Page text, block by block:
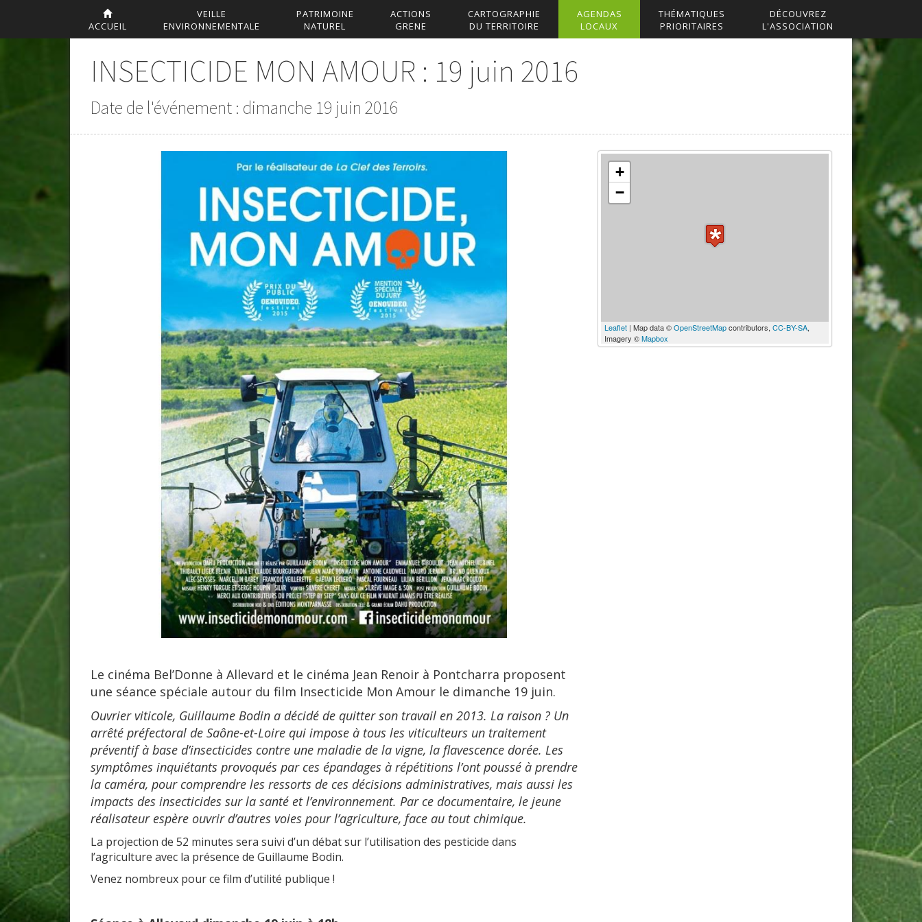
ACCUEIL
VEILLE
ENVIRONNEMENTALE
PATRIMOINE
NATUREL
ACTIONS
GRENE
CARTOGRAPHIE
DU TERRITOIRE
AGENDAS
LOCAUX
THÉMATIQUES
PRIORITAIRES
DÉCOUVREZ
L'ASSOCIATION
INSECTICIDE MON AMOUR : 19 juin 2016
Date de l'événement : dimanche 19 juin 2016
Le cinéma Bel’Donne à Allevard et le cinéma Jean Renoir à Pontcharra proposent
une séance spéciale autour du film Insecticide Mon Amour le dimanche 19 juin.
Ouvrier viticole, Guillaume Bodin a décidé de quitter son travail en 2013. La raison ? Un
arrêté préfectoral de Saône-et-Loire qui impose à tous les viticulteurs un traitement
préventif à base d’insecticides contre une maladie de la vigne, la flavescence dorée. Les
symptômes inquiétants provoqués par ces épandages à répétitions l’ont poussé à prendre
la caméra, pour comprendre les ressorts de ces décisions administratives, mais aussi les
impacts des insecticides sur la santé et l’environnement. Par ce documentaire, le jeune
réalisateur espère ouvrir d’autres voies pour l’agriculture, face au tout chimique.
La projection de 52 minutes sera suivi d’un débat sur l’utilisation des pesticide dans
l’agriculture avec la présence de Guillaume Bodin.
Venez nombreux pour ce film d’utilité publique !
+
−
Leaflet | Map data ©OpenStreetMapcontributors, CC-BY-SA,
Imagery ©Mapbox